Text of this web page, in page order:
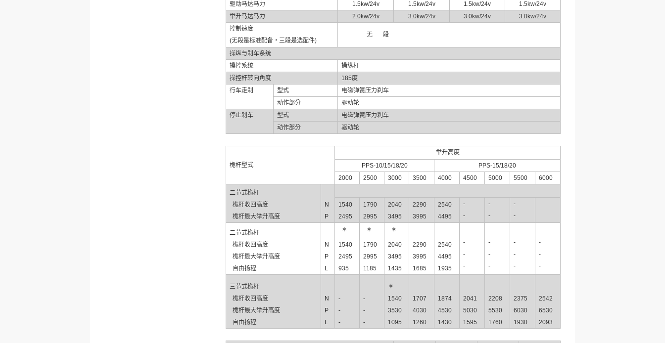
驱动马达马力
1.5kw/24v 1.5kw/24v 1.5kw/24v
1.5kw/24v
举升马达马力
2.0kw/24v 3.0kw/24v 3.0kw/24v
3.0kw/24v
控制速度
(无段是标准配备，三段是选配件)
无 段
操纵与刹车系统
操控系统
操纵杆
操控杆转向角度 185度
行车走刹
型式
电磁弹簧压力刹车
动作部分
驱动轮
停止刹车
型式
电磁弹簧压力刹车
动作部分
驱动轮
桅杆型式
举升高度
PPS-10/15/18/20
PPS-15/18/20
2000
2500 3000 3500 4000 4500 5000 5500 6000
二节式桅杆
桅杆收回高度
桅杆最大举升高度
N
P
1540
2495
1790
2995
2040
3495
2290
3995
2540
4495
-
-
-
-
-
-
二节式桅杆
桅杆收回高度
桅杆最大举升高度
自由扬程
N
P
L
＊ ＊ ＊
1540
2495
935
1790
2995
1185
2040
3495
1435
2290
3995
1685
2540
4495
1935
-
-
-
-
-
-
-
-
-
-
-
-
三节式桅杆
桅杆收回高度
桅杆最大举升高度
自由扬程
N
P
L
-
-
-
-
-
-
＊
1540
3530
1095
1707
4030
1260
1874
4530
1430
2041
5030
1595
2208
5530
1760
2375
6030
1930
2542
6530
2093